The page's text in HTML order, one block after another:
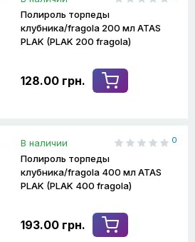
Полироль торпеды
клубника/fragola 200 мл ATAS
PLAK (PLAK 200 fragola)
128.00 грн.
В наличии 0
Полироль торпеды
клубника/fragola 400 мл ATAS
PLAK (PLAK 400 fragola)
193.00 грн.